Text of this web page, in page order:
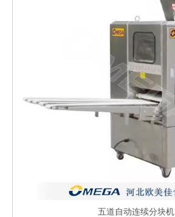
五道自动连续分块机